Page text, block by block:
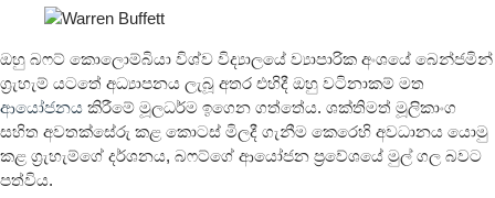
ඔහු බෆට් කොලොම්බියා විශ්ව විද්‍යාලයේ ව්‍යාපාරික අංශයේ බෙන්ජමින්
ග්‍රැහැම් යටතේ අධ්‍යාපනය ලැබූ අතර එහිදී ඔහු වටිනාකම් මත
ආයෝජනය කිරීමේ මූලධර්ම ඉගෙන ගත්තේය. ශක්තිමත් මූලිකාංග
සහිත අවතක්සේරු කළ කොටස් මිලදී ගැනීම කෙරෙහි අවධානය යොමු
කළ ග්‍රැහැම්ගේ දර්ශනය, බෆට්ගේ ආයෝජන ප්‍රවේශයේ මුල් ගල බවට
පත්විය.